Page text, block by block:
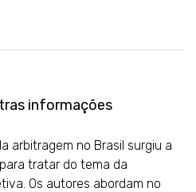
informações
arbitragem no Brasil surgiu a
tratar do tema da
Os autores abordam no